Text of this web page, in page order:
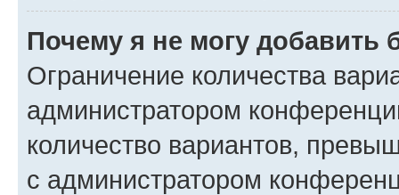
Почему я не могу добавить
Ограничение количества
администратором
количество вариантов,
с администратором